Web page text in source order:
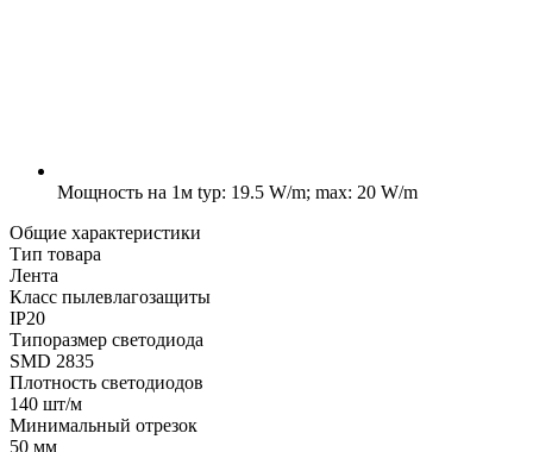
Мощность на 1м typ: 19.5 W/m; max: 20 W/m
Общие характеристики
Тип товара
Лента
Класс пылевлагозащиты
IP20
Типоразмер светодиода
SMD 2835
Плотность светодиодов
140 шт/м
Минимальный отрезок
50 мм